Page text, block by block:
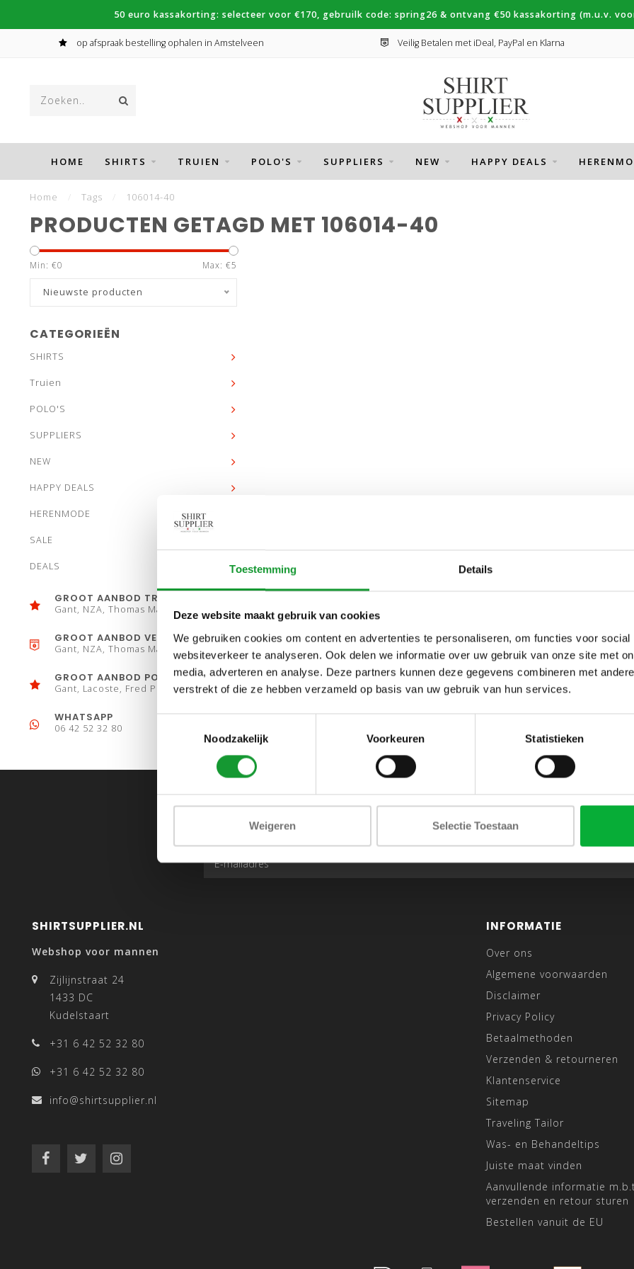
Toestemming Details
Deze website maakt gebruik van cookies
We gebruiken cookies om content en advertenties te personaliseren, om functies voor
websiteverkeer te analyseren. Ook delen we informatie over uw gebruik van onze site met
media, adverteren en analyse. Deze partners kunnen deze gegevens combineren met
verstrekt of die ze hebben verzameld op basis van uw gebruik van hun services.
Noodzakelijk
Voorkeuren Statistieken
Weigeren Selectie Toestaan
50 euro kassakorting: selecteer voor €170, gebruilk code: spring26 & ontvang €50 kassakorting (m.u.v.
op afspraak bestelling ophalen in Amstelveen Veilig Betalen met iDeal, PayPal en Klarna
HOME SHIRTS TRUIEN POLO'S SUPPLIERS NEW HAPPY DEALS
Home Tags 106014-40
PRODUCTEN GETAGD MET 106014-40
Min: €0 Max: €5
Nieuwste producten
CATEGORIEËN
SHIRTS
Truien
POLO'S
SUPPLIERS
NEW
HAPPY DEALS
HERENMODE
SALE
DEALS
GROOT AANBOD TRUIEN
Gant, NZA, Thomas Maine
GROOT AANBOD VESTEN
Gant, NZA, Thomas Maine
GROOT AANBOD POLO´S
Gant, Lacoste, Fred Perry
WHATSAPP
06 42 52 32 80
SHIRTSUPPLIER.NL
Webshop voor mannen
Zijlijnstraat 24
1433 DC
Kudelstaart
+31 6 42 52 32 80
+31 6 42 52 32 80
info@shirtsupplier.nl
INFORMATIE
Over ons
Algemene voorwaarden
Disclaimer
Privacy Policy
Betaalmethoden
Verzenden & retourneren
Klantenservice
Sitemap
Traveling Tailor
Was- en Behandeltips
Juiste maat vinden
Aanvullende informatie
verzenden en retour sturen
Bestellen vanuit de EU